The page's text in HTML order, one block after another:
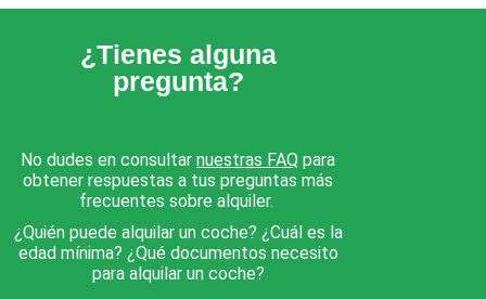
¿Tienes alguna
pregunta?
No dudes en consultar nuestras FAQ para
obtener respuestas a tus preguntas más
frecuentes sobre alquiler.
¿Quién puede alquilar un coche? ¿Cuál es la
edad mínima? ¿Qué documentos necesito
para alquilar un coche?